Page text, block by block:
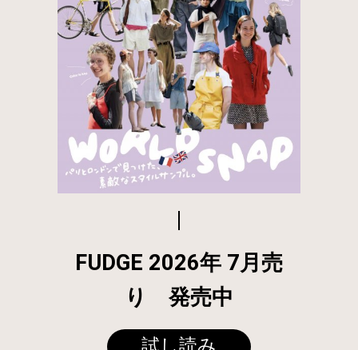
FUDGE 2026年 7月売
り 発売中